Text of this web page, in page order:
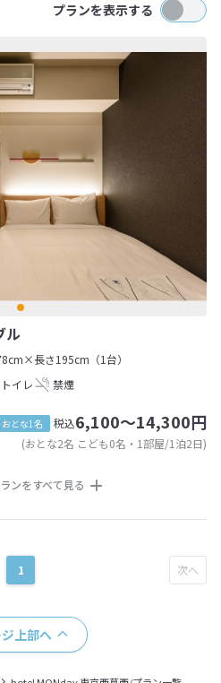
プランを表示する
ル
長さ195cm（1台）
トイレ 禁煙
おとな1名 税込6,100～14,300円
(おとな2名 こども0名・1部屋/1泊2日)
ンをすべて見る
1
上部へ